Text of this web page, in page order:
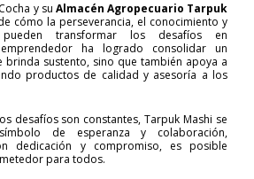
y su Almacén Agropecuario Tarpuk
cómo la perseverancia, el conocimiento y
transformar los desafíos en
ha logrado consolidar un
sustento, sino que también apoya a
productos de calidad y asesoría a los
desafíos son constantes, Tarpuk Mashi se
de esperanza y colaboración,
dedicación y compromiso, es posible
para todos.